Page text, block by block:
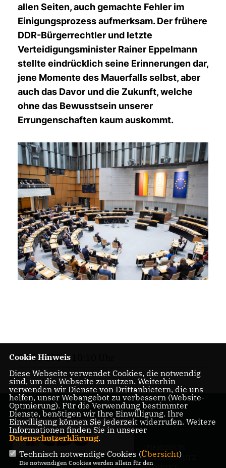
allen Seiten, auch gemachte Fehler im
Einigungsprozess aufmerksam. Der frühere
DDR-Bürgerrechtler und letzte
Verteidigungsminister Rainer Eppelmann
stellte eindrücklich seine Erinnerungen dar,
jene Momente des Mauerfalls selbst, aber
auch das Davor und die Zukunft, welche
ohne das Bewusstsein unserer
Errungenschaften kaum auskommt.
07.11.2024, 10:10 Uhr
DATENSCHUTZ
Cookie Hinweis
Diese Webseite verwendet Cookies, die notwendig
sind, um die Webseite zu nutzen. Weiterhin
verwenden wir Dienste von Drittanbietern, die uns
helfen, unser Webangebot zu verbessern (Website-
Optmierung). Für die Verwendung bestimmter
Dienste, benötigen wir Ihre Einwilligung. Ihre
Einwilligung können Sie jederzeit widerrufen. Weitere
Informationen finden Sie in unserer
Datenschutzerklärung.
Technisch notwendige Cookies (Übersicht)
Die notwendigen Cookies werden allein für den